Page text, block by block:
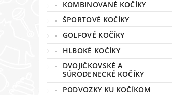
KOMBINOVANÉ KOČÍKY
ŠPORTOVÉ KOČÍKY
GOLFOVÉ KOČÍKY
HLBOKÉ KOČÍKY
DVOJIČKOVSKÉ A
SÚRODENECKÉ KOČÍKY
PODVOZKY KU KOČÍKOM